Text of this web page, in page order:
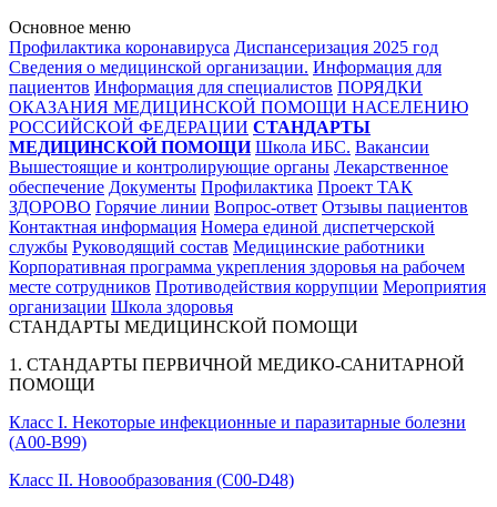
Основное меню
Профилактика коронавируса Диспансеризация 2025 год
Сведения о медицинской организации. Информация для
пациентов Информация для специалистов ПОРЯДКИ
ОКАЗАНИЯ МЕДИЦИНСКОЙ ПОМОЩИ НАСЕЛЕНИЮ
РОССИЙСКОЙ ФЕДЕРАЦИИ СТАНДАРТЫ
МЕДИЦИНСКОЙ ПОМОЩИ Школа ИБС. Вакансии
Вышестоящие и контролирующие органы Лекарственное
обеспечение Документы Профилактика Проект ТАК
ЗДОРОВО Горячие линии Вопрос-ответ Отзывы пациентов
Контактная информация Номера единой диспетчерской
службы Руководящий состав Медицинские работники
Корпоративная программа укрепления здоровья на рабочем
месте сотрудников Противодействия коррупции Мероприятия
организации Школа здоровья
СТАНДАРТЫ МЕДИЦИНСКОЙ ПОМОЩИ
1. СТАНДАРТЫ ПЕРВИЧНОЙ МЕДИКО-САНИТАРНОЙ
ПОМОЩИ
Класс I. Некоторые инфекционные и паразитарные болезни
(A00-B99)
Класс II. Новообразования (C00-D48)